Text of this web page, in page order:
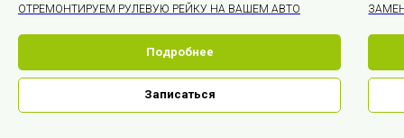
ОТРЕМОНТИРУЕМ РУЛЕВУЮ РЕЙКУ НА ВАШЕМ АВТО
Подробнее
Записаться